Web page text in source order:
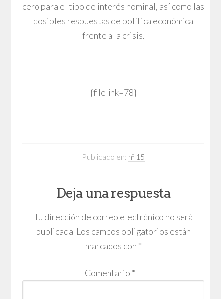
cero para el tipo de interés nominal, así como las
posibles respuestas de política económica
frente a la crisis.
{filelink=78}
Publicado en: nº 15
Deja una respuesta
Tu dirección de correo electrónico no será
publicada. Los campos obligatorios están
marcados con *
Comentario *